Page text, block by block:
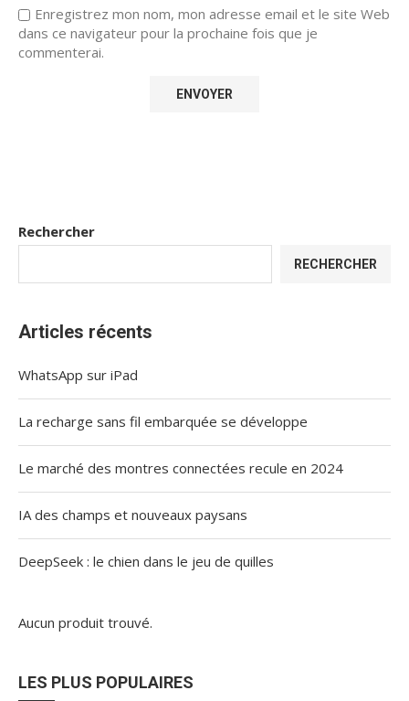
Enregistrez mon nom, mon adresse email et le site Web
dans ce navigateur pour la prochaine fois que je
commenterai.
Rechercher
RECHERCHER
Articles récents
WhatsApp sur iPad
La recharge sans fil embarquée se développe
Le marché des montres connectées recule en 2024
IA des champs et nouveaux paysans
DeepSeek : le chien dans le jeu de quilles
Aucun produit trouvé.
LES PLUS POPULAIRES